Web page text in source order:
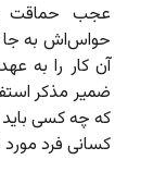
عجب حماقت
حواس‌اش به جا
آن کار را به
ضمیر مذکر
که چه کسی باید
کسانی فرد